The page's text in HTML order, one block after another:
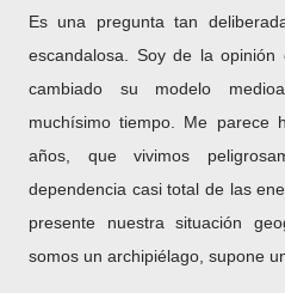
Es una pregunta tan
escandalosa. Soy de la
cambiado su modelo
muchísimo tiempo. Me parece
años, que vivimos
dependencia casi total de las
presente nuestra situación
somos un archipiélago, supone